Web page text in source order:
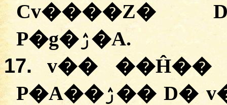
Cv����Z�
P�g�ۯ�A.
17.
v�� ��Ĥ��
P�A��ۯ�� D� v�Z�� P����Av� Qw�